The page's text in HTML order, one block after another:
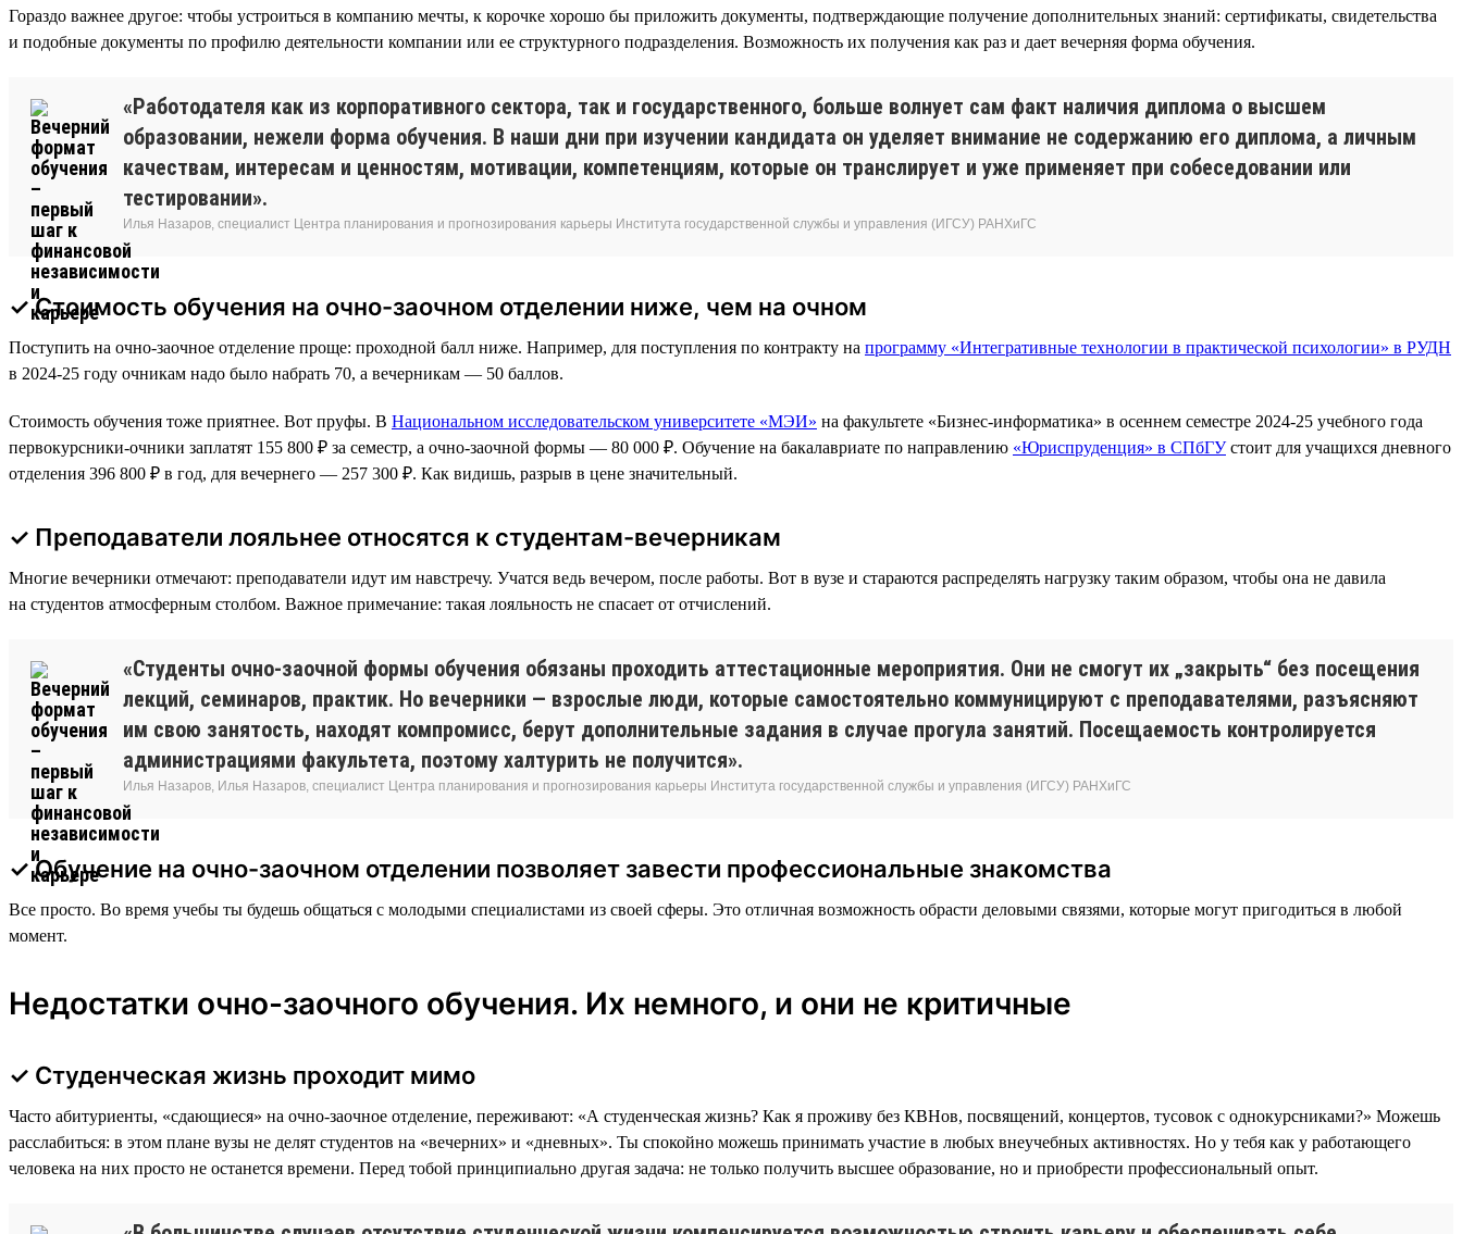
Гораздо важнее другое: чтобы устроиться в компанию мечты, к корочке хорошо бы приложить документы, подтверждающие получение дополнительных знаний: сертификаты, свидетельства
и подобные документы по профилю деятельности компании или ее структурного подразделения. Возможность их получения как раз и дает вечерняя форма обучения.
«Работодателя как из корпоративного сектора, так и государственного, больше волнует сам факт наличия диплома о высшем
образовании, нежели форма обучения. В наши дни при изучении кандидата он уделяет внимание не содержанию его диплома, а личным
качествам, интересам и ценностям, мотивации, компетенциям, которые он транслирует и уже применяет при собеседовании или
тестировании».
Илья Назаров, специалист Центра планирования и прогнозирования карьеры Института государственной службы и управления (ИГСУ) РАНХиГС
✓ Стоимость обучения на очно-заочном отделении ниже, чем на очном
Поступить на очно-заочное отделение проще: проходной балл ниже. Например, для поступления по контракту на программу «Интегративные технологии в практической психологии» в РУДН
в 2024-25 году очникам надо было набрать 70, а вечерникам — 50 баллов.
Стоимость обучения тоже приятнее. Вот пруфы. В Национальном исследовательском университете «МЭИ» на факультете «Бизнес-информатика» в осеннем семестре 2024-25 учебного года
первокурсники-очники заплатят 155 800 ₽ за семестр, а очно-заочной формы — 80 000 ₽. Обучение на бакалавриате по направлению «Юриспруденция» в СПбГУстоит для учащихся дневного
отделения 396 800 ₽ в год, для вечернего — 257 300 ₽. Как видишь, разрыв в цене значительный.
✓ Преподаватели лояльнее относятся к студентам-вечерникам
Многие вечерники отмечают: преподаватели идут им навстречу. Учатся ведь вечером, после работы. Вот в вузе и стараются распределять нагрузку таким образом, чтобы она не давила
на студентов атмосферным столбом. Важное примечание: такая лояльность не спасает от отчислений.
«Студенты очно-заочной формы обучения обязаны проходить аттестационные мероприятия. Они не смогут их „закрыть“ без посещения
лекций, семинаров, практик. Но вечерники — взрослые люди, которые самостоятельно коммуницируют с преподавателями, разъясняют
им свою занятость, находят компромисс, берут дополнительные задания в случае прогула занятий. Посещаемость контролируется
администрациями факультета, поэтому халтурить не получится».
Илья Назаров, Илья Назаров, специалист Центра планирования и прогнозирования карьеры Института государственной службы и управления (ИГСУ) РАНХиГС
✓ Обучение на очно-заочном отделении позволяет завести профессиональные знакомства
Все просто. Во время учебы ты будешь общаться с молодыми специалистами из своей сферы. Это отличная возможность обрасти деловыми связями, которые могут пригодиться в любой
момент.
Недостатки очно-заочного обучения. Их немного, и они не критичные
✓ Студенческая жизнь проходит мимо
Часто абитуриенты, «сдающиеся» на очно-заочное отделение, переживают: «А студенческая жизнь? Как я проживу без КВНов, посвящений, концертов, тусовок с однокурсниками?» Можешь
расслабиться: в этом плане вузы не делят студентов на «вечерних» и «дневных». Ты спокойно можешь принимать участие в любых внеучебных активностях. Но у тебя как у работающего
человека на них просто не останется времени. Перед тобой принципиально другая задача: не только получить высшее образование, но и приобрести профессиональный опыт.